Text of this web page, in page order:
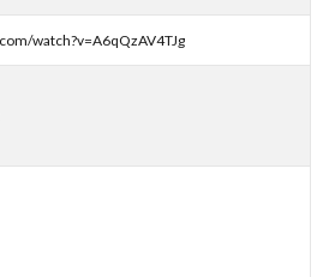
watch?v=A6qQzAV4TJg